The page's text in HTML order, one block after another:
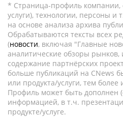
* Страница-профиль компании,
услуги), технологии, персоны и
на основе анализа архива
Обрабатываются тексты всех
(новости, включая "Главные
аналитические обзоры рынков,
содержание партнёрских
больше публикаций на CNews
или продукта/услуги, тем
Профиль может быть дополнен
информацией, в т.ч.
продукте/услуге.